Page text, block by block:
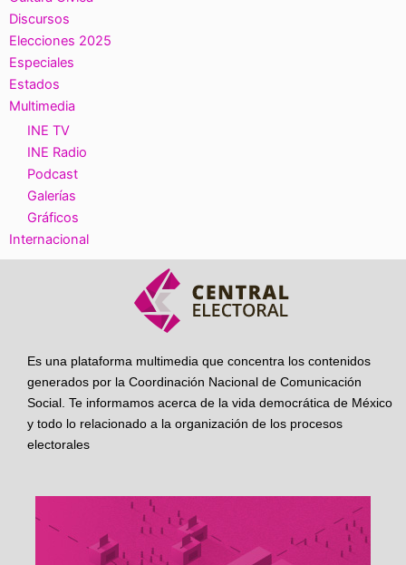
Discursos
Elecciones 2025
Especiales
Estados
Multimedia
INE TV
INE Radio
Podcast
Galerías
Gráficos
Internacional
Es una plataforma multimedia que concentra los contenidos
generados por la Coordinación Nacional de Comunicación
Social. Te informamos acerca de la vida democrática de México
y todo lo relacionado a la organización de los procesos
electorales